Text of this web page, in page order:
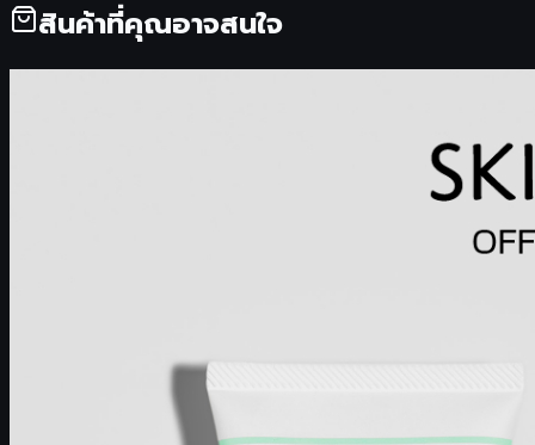
สินค้าที่คุณอาจสนใจ